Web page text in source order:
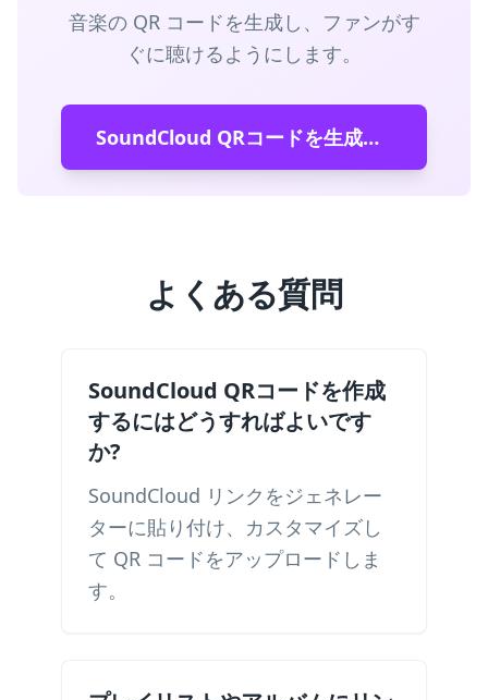
音楽の QR コードを生成し、ファンがす
ぐに聴けるようにします。
SoundCloud QRコードを生成する
よくある質問
SoundCloud QRコードを作成
するにはどうすればよいです
か?
SoundCloud リンクをジェネレー
ターに貼り付け、カスタマイズし
て QR コードをアップロードしま
す。